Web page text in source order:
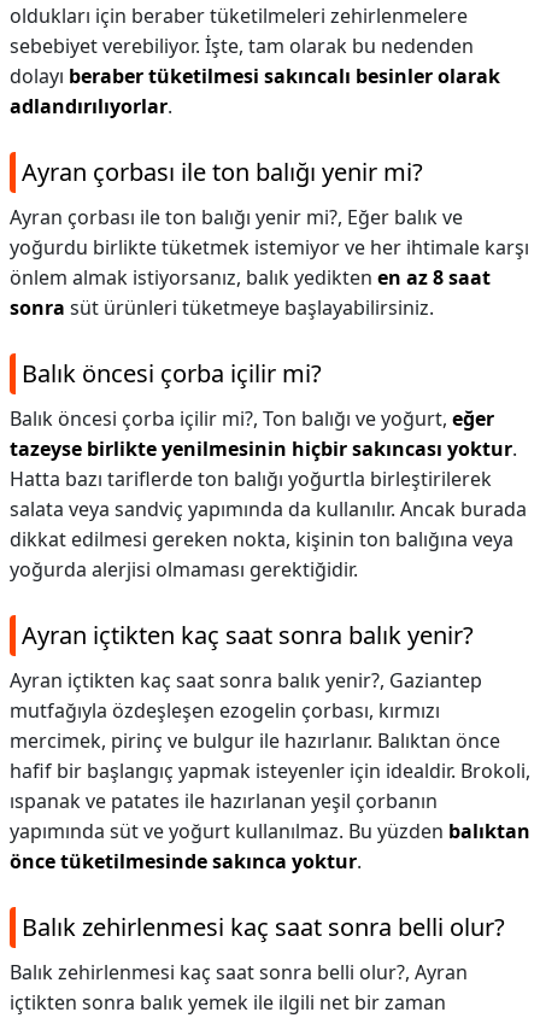
oldukları için beraber tüketilmeleri zehirlenmelere
sebebiyet verebiliyor. İşte, tam olarak bu nedenden
dolayı beraber tüketilmesi sakıncalı besinler olarak
adlandırılıyorlar.
Ayran çorbası ile ton balığı yenir mi?
Ayran çorbası ile ton balığı yenir mi?, Eğer balık ve
yoğurdu birlikte tüketmek istemiyor ve her ihtimale karşı
önlem almak istiyorsanız, balık yedikten en az 8 saat
sonra süt ürünleri tüketmeye başlayabilirsiniz.
Balık öncesi çorba içilir mi?
Balık öncesi çorba içilir mi?, Ton balığı ve yoğurt, eğer
tazeyse birlikte yenilmesinin hiçbir sakıncası yoktur.
Hatta bazı tariflerde ton balığı yoğurtla birleştirilerek
salata veya sandviç yapımında da kullanılır. Ancak burada
dikkat edilmesi gereken nokta, kişinin ton balığına veya
yoğurda alerjisi olmaması gerektiğidir.
Ayran içtikten kaç saat sonra balık yenir?
Ayran içtikten kaç saat sonra balık yenir?, Gaziantep
mutfağıyla özdeşleşen ezogelin çorbası, kırmızı
mercimek, pirinç ve bulgur ile hazırlanır. Balıktan önce
hafif bir başlangıç yapmak isteyenler için idealdir. Brokoli,
ıspanak ve patates ile hazırlanan yeşil çorbanın
yapımında süt ve yoğurt kullanılmaz. Bu yüzden balıktan
önce tüketilmesinde sakınca yoktur.
Balık zehirlenmesi kaç saat sonra belli olur?
Balık zehirlenmesi kaç saat sonra belli olur?, Ayran
içtikten sonra balık yemek ile ilgili net bir zaman